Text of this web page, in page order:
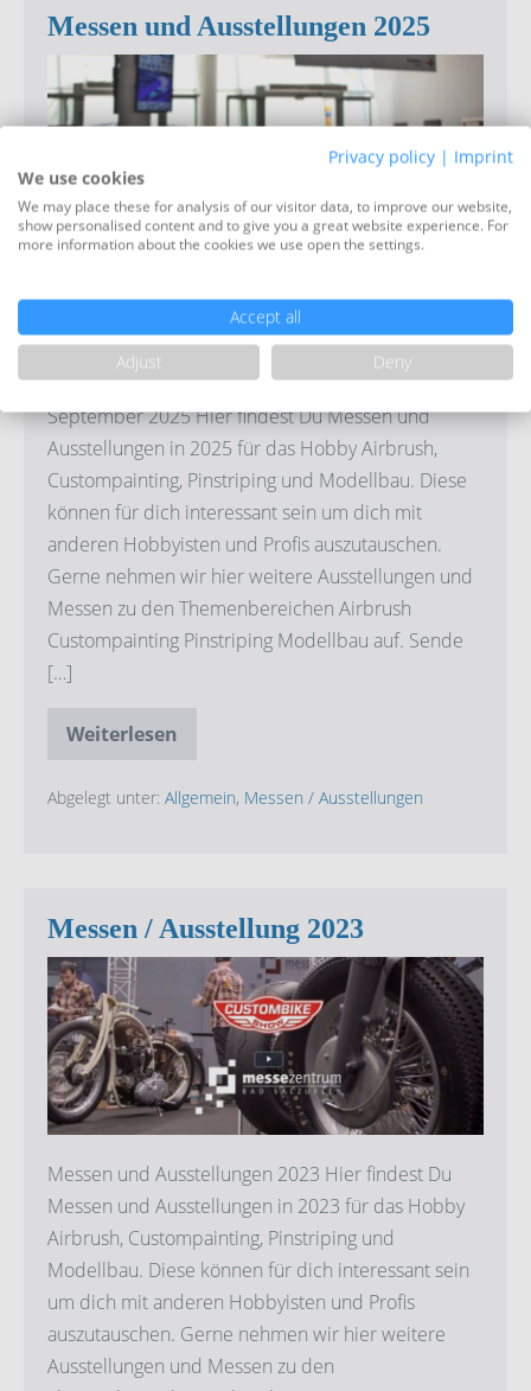
Messen und Ausstellungen 2025
und
Ausstellungen
Messen und Ausstellungen 2025 Stand 10.
September 2025 Hier findest Du Messen und
Ausstellungen in 2025 für das Hobby Airbrush,
Custompainting, Pinstriping und Modellbau. Diese
können für dich interessant sein um dich mit
anderen Hobbyisten und Profis auszutauschen.
Gerne nehmen wir hier weitere Ausstellungen und
Messen zu den Themenbereichen Airbrush
Custompainting Pinstriping Modellbau auf. Sende
[…]
Weiterlesen
Messen
2025
Abgelegt unter: Allgemein, Messen / Ausstellungen
Messen / Ausstellung 2023
Messen
/
Ausstellung
2023
Messen und Ausstellungen 2023 Hier findest Du
Messen und Ausstellungen in 2023 für das Hobby
Airbrush, Custompainting, Pinstriping und
Modellbau. Diese können für dich interessant sein
um dich mit anderen Hobbyisten und Profis
auszutauschen. Gerne nehmen wir hier weitere
Ausstellungen und Messen zu den
Privacy policy | Imprint
We use cookies
We may place these for analysis of our visitor data, to improve our website,
show personalised content and to give you a great website experience. For
more information about the cookies we use open the settings.
Accept all
Adjust
Deny